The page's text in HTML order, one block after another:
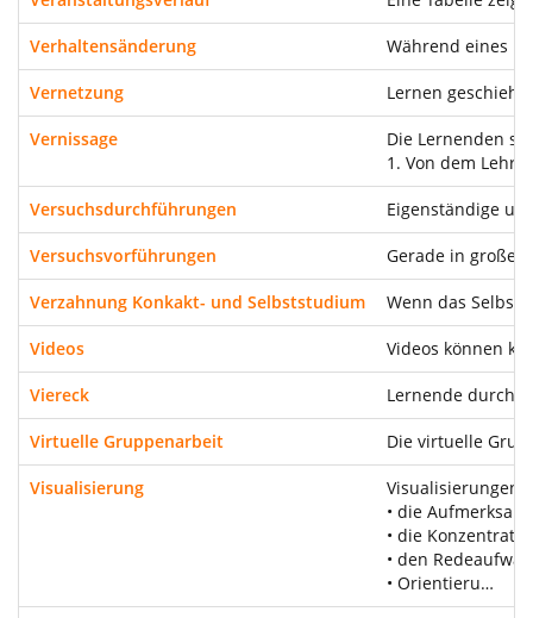
Verhaltensänderung Während eines
Vernetzung Lernen geschieht
Vernissage
Die Lernenden
1. Von dem
Versuchsdurchführungen Eigenständige
Versuchsvorführungen Gerade in
Verzahnung Konkakt- und Selbststudium Wenn das
Videos Videos können
Viereck Lernende durch
Virtuelle Gruppenarbeit Die virtuelle
Visualisierung
Visualisierungen
• die
• die
• den
• Orientieru…